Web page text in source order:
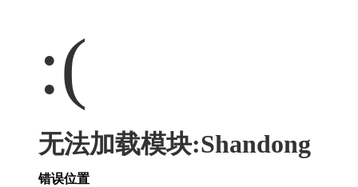
:(
无法加载模块:Shandong
错误位置